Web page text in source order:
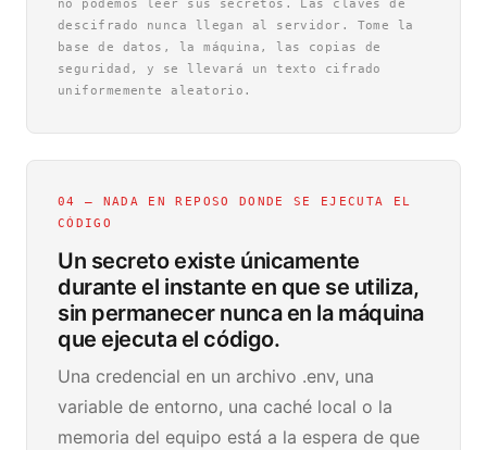
no podemos leer sus secretos. Las claves de
descifrado nunca llegan al servidor. Tome la
base de datos, la máquina, las copias de
seguridad, y se llevará un texto cifrado
uniformemente aleatorio.
04 — NADA EN REPOSO DONDE SE EJECUTA EL
CÓDIGO
Un secreto existe únicamente
durante el instante en que se utiliza,
sin permanecer nunca en la máquina
que ejecuta el código.
Una credencial en un archivo .env, una
variable de entorno, una caché local o la
memoria del equipo está a la espera de que